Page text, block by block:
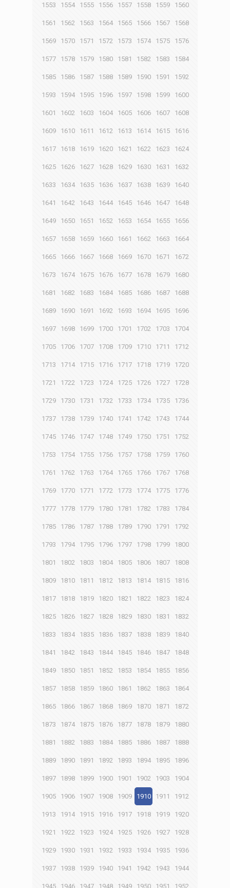
1553 1554 1555 1556 1557 1558 1559 1560
1561 1562 1563 1564 1565 1566 1567 1568
1569 1570 1571 1572 1573 1574 1575 1576
1577 1578 1579 1580 1581 1582 1583 1584
1585 1586 1587 1588 1589 1590 1591 1592
1593 1594 1595 1596 1597 1598 1599 1600
1601 1602 1603 1604 1605 1606 1607 1608
1609 1610 1611 1612 1613 1614 1615 1616
1617 1618 1619 1620 1621 1622 1623 1624
1625 1626 1627 1628 1629 1630 1631 1632
1633 1634 1635 1636 1637 1638 1639 1640
1641 1642 1643 1644 1645 1646 1647 1648
1649 1650 1651 1652 1653 1654 1655 1656
1657 1658 1659 1660 1661 1662 1663 1664
1665 1666 1667 1668 1669 1670 1671 1672
1673 1674 1675 1676 1677 1678 1679 1680
1681 1682 1683 1684 1685 1686 1687 1688
1689 1690 1691 1692 1693 1694 1695 1696
1697 1698 1699 1700 1701 1702 1703 1704
1705 1706 1707 1708 1709 1710 1711 1712
1713 1714 1715 1716 1717 1718 1719 1720
1721 1722 1723 1724 1725 1726 1727 1728
1729 1730 1731 1732 1733 1734 1735 1736
1737 1738 1739 1740 1741 1742 1743 1744
1745 1746 1747 1748 1749 1750 1751 1752
1753 1754 1755 1756 1757 1758 1759 1760
1761 1762 1763 1764 1765 1766 1767 1768
1769 1770 1771 1772 1773 1774 1775 1776
1777 1778 1779 1780 1781 1782 1783 1784
1785 1786 1787 1788 1789 1790 1791 1792
1793 1794 1795 1796 1797 1798 1799 1800
1801 1802 1803 1804 1805 1806 1807 1808
1809 1810 1811 1812 1813 1814 1815 1816
1817 1818 1819 1820 1821 1822 1823 1824
1825 1826 1827 1828 1829 1830 1831 1832
1833 1834 1835 1836 1837 1838 1839 1840
1841 1842 1843 1844 1845 1846 1847 1848
1849 1850 1851 1852 1853 1854 1855 1856
1857 1858 1859 1860 1861 1862 1863 1864
1865 1866 1867 1868 1869 1870 1871 1872
1873 1874 1875 1876 1877 1878 1879 1880
1881 1882 1883 1884 1885 1886 1887 1888
1889 1890 1891 1892 1893 1894 1895 1896
1897 1898 1899 1900 1901 1902 1903 1904
1905 1906 1907 1908 1909 1910 1911 1912
1913 1914 1915 1916 1917 1918 1919 1920
1921 1922 1923 1924 1925 1926 1927 1928
1929 1930 1931 1932 1933 1934 1935 1936
1937 1938 1939 1940 1941 1942 1943 1944
1945 1946 1947 1948 1949 1950 1951 1952